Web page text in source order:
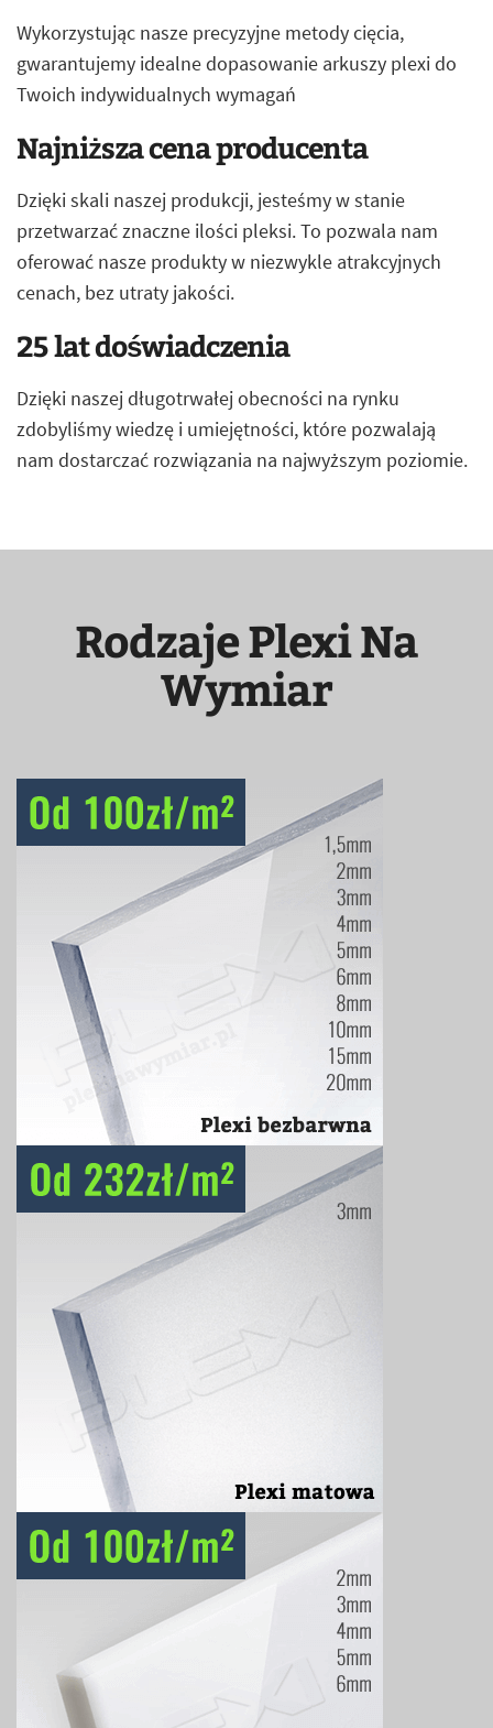
Wykorzystując nasze precyzyjne metody cięcia,
gwarantujemy idealne dopasowanie arkuszy plexi do
Twoich indywidualnych wymagań
Najniższa cena producenta
Dzięki skali naszej produkcji, jesteśmy w stanie
przetwarzać znaczne ilości pleksi. To pozwala nam
oferować nasze produkty w niezwykle atrakcyjnych
cenach, bez utraty jakości.
25 lat doświadczenia
Dzięki naszej długotrwałej obecności na rynku
zdobyliśmy wiedzę i umiejętności, które pozwalają
nam dostarczać rozwiązania na najwyższym poziomie.
Rodzaje Plexi Na
Wymiar